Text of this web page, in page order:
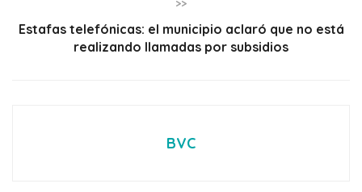
>>
Estafas telefónicas: el municipio aclaró que no está
realizando llamadas por subsidios
BVC